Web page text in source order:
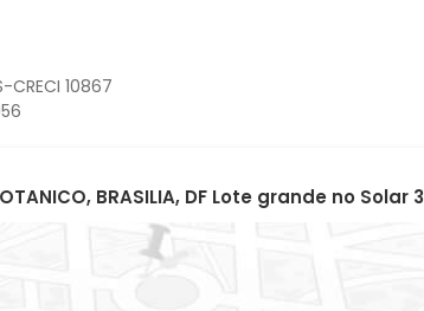
CRECI 10867
BRASILIA, DF Lote grande no Solar 3